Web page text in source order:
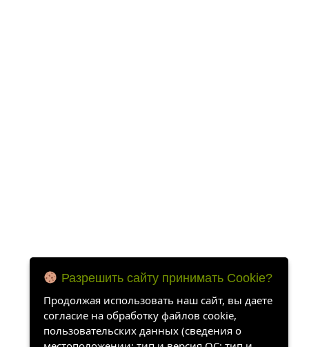
Разрешить сайту принимать Cookie?
Продолжая использовать наш сайт, вы даете
согласие на обработку файлов cookie,
пользовательских данных (сведения о